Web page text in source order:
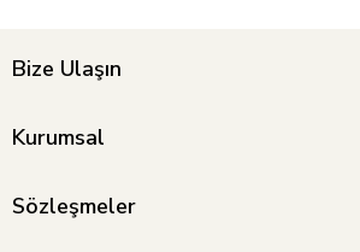
Bize Ulaşın
Kurumsal
Sözleşmeler